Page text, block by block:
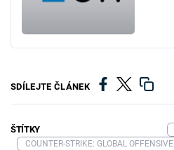
SDÍLEJTE ČLÁNEK
ŠTÍTKY
COUNTER-STRIKE: GLOBAL OFFENSIVE